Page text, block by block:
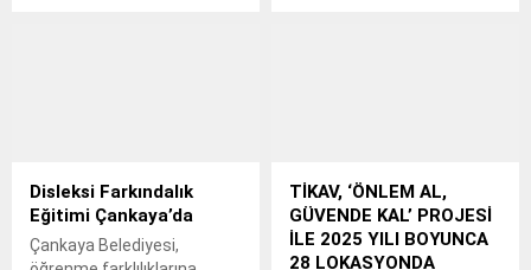
Disleksi Farkındalık
Eğitimi Çankaya’da
Çankaya Belediyesi,
TİKAV, ‘ÖNLEM AL,
GÜVENDE KAL’ PROJESİ
İLE 2025 YILI BOYUNCA
28 LOKASYONDA